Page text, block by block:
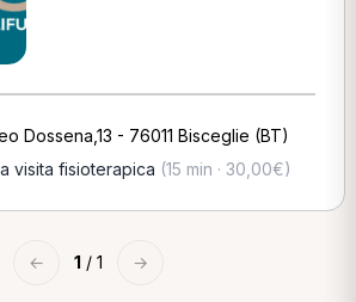
Dossena,13 - 76011 Bisceglie (BT)
visita fisioterapica (15 min · 30,00€)
← 1 / 1 →